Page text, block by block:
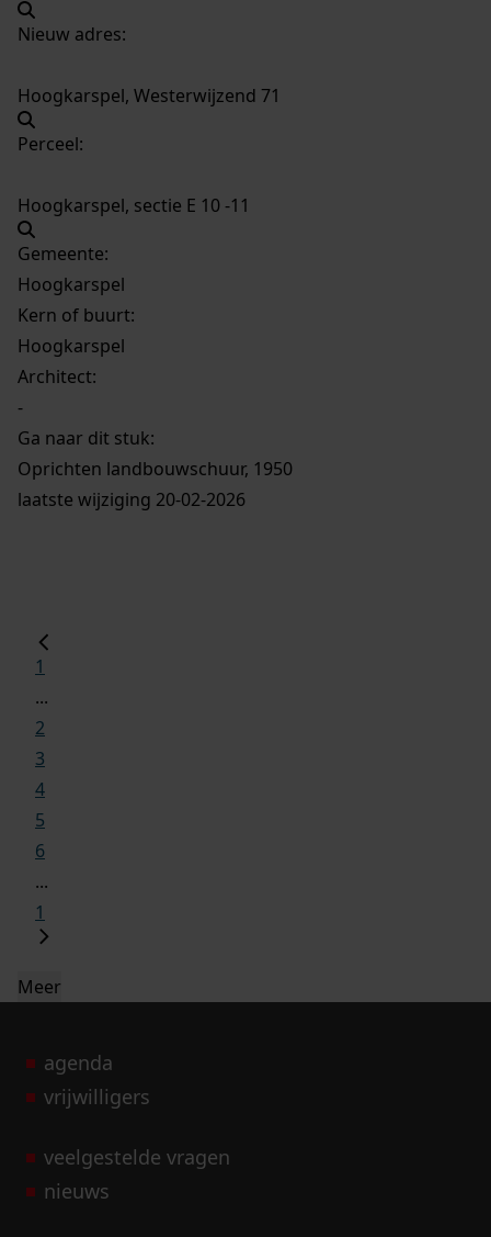
Nieuw adres:
Hoogkarspel, Westerwijzend 71
Perceel:
Hoogkarspel, sectie E 10 -11
Gemeente:
Hoogkarspel
Kern of buurt:
Hoogkarspel
Architect:
-
Ga naar dit stuk:
Oprichten landbouwschuur, 1950
laatste wijziging 20-02-2026
1
...
2
3
4
5
6
...
1
Meer
agenda
vrijwilligers
veelgestelde vragen
nieuws